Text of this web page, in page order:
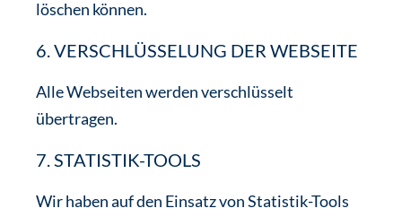
löschen können.
6. VERSCHLÜSSELUNG DER WEBSEITE
Alle Webseiten werden verschlüsselt
übertragen.
7. STATISTIK-TOOLS
Wir haben auf den Einsatz von Statistik-Tools